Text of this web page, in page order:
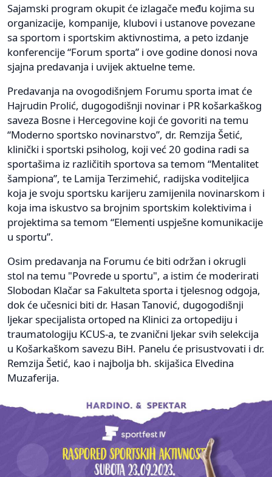
Sajamski program okupit će izlagače među kojima su
organizacije, kompanije, klubovi i ustanove povezane
sa sportom i sportskim aktivnostima, a peto izdanje
konferencije “Forum sporta” i ove godine donosi nova
sjajna predavanja i uvijek aktuelne teme.
Predavanja na ovogodišnjem Forumu sporta imat će
Hajrudin Prolić, dugogodišnji novinar i PR košarkaškog
saveza Bosne i Hercegovine koji će govoriti na temu
“Moderno sportsko novinarstvo”, dr. Remzija Šetić,
klinički i sportski psiholog, koji već 20 godina radi sa
sportašima iz različitih sportova sa temom “Mentalitet
šampiona”, te Lamija Terzimehić, radijska voditeljica
koja je svoju sportsku karijeru zamijenila novinarskom i
koja ima iskustvo sa brojnim sportskim kolektivima i
projektima sa temom “Elementi uspješne komunikacije
u sportu”.
Osim predavanja na Forumu će biti održan i okrugli
stol na temu "Povrede u sportu", a istim će moderirati
Slobodan Klačar sa Fakulteta sporta i tjelesnog odgoja,
dok će učesnici biti dr. Hasan Tanović, dugogodišnji
ljekar specijalista ortoped na Klinici za ortopediju i
traumatologiju KCUS-a, te zvanični ljekar svih selekcija
u Košarkaškom savezu BiH. Panelu će prisustvovati i dr.
Remzija Šetić, kao i najbolja bh. skijašica Elvedina
Muzaferija.